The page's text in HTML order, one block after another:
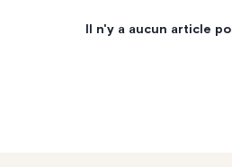
Il n'y a aucun article